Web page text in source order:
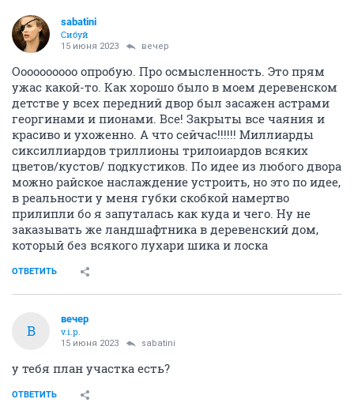
sabatini
Сибуй
15 июня 2023 вечер
Оооооооооо опробую. Про осмысленность. Это прям
ужас какой-то. Как хорошо было в моем деревенском
детстве у всех передний двор был засажен астрами
георгинами и пионами. Все! Закрыты все чаяния и
красиво и ухоженно. А что сейчас!!!!!! Миллиарды
сиксиллиардов триллионы трилоиардов всяких
цветов/кустов/ подкустиков. По идее из любого двора
можно райское наслаждение устроить, но это по идее,
в реальности у меня губки скобкой намертво
прилипли бо я запуталась как куда и чего. Ну не
заказывать же ландшафтника в деревенский дом,
который без всякого лухари шика и лоска
ОТВЕТИТЬ
В
вечер
v.i.p.
15 июня 2023 sabatini
у тебя план участка есть?
ОТВЕТИТЬ